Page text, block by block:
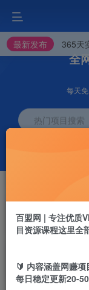
全
每天
热门项目搜索
高级资源抢先
教程必须完
【百盟网】找项目 +
加入百盟网VIP，2025
最新发布 365天
百盟网 | 专注优质
目资源课程这里全
🔰 内容涵盖网赚
每日稳定更新20-